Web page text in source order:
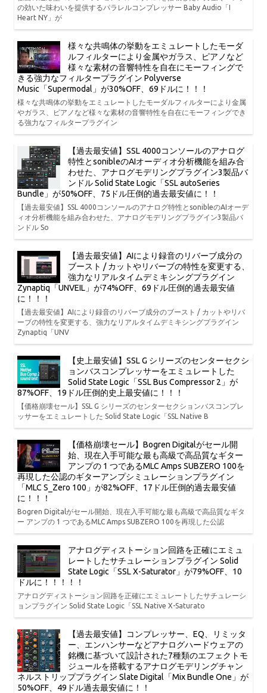
の効いた味わいを提供するパラレルコンプレッサー Baby Audio「I
Heart NY」が
様々な共鳴体の挙動をエミュレートしたモーダ
ルフィルターにより金属やガラス、ピアノなど
様々な素材の音響特性を自在にモーフィングで
きる強力なフィルタープラグイン Polyverse
Music「Supermodal」が30%OFF、69ドルに！！！
様々な共鳴体の挙動をエミュレートしたモーダルフィルターにより金属
やガラス、ピアノなど様々な素材の音響特性を自在にモーフィングでき
る強力なフィルタープラグイン
【過去最安値】SSL 4000コンソールのアナログ
特性とsonibleのAIオーディオ分析機能を組み合
わせた、アナログモデリングプラグイン3製品バ
ンドル Solid State Logic「SSL autoSeries
Bundle」が50%OFF、75ドル圧倒的過去最安値に！！
【過去最安値】SSL 4000コンソールのアナログ特性とsonibleのAIオーデ
ィオ分析機能を組み合わせた、アナログモデリングプラグイン3製品バ
ンドル So
【過去最安値】AIにより録音のリバーブ成分の
ブースト / カットやリバーブの特性を変更する、
強力なリアルタイムデミキシングプラグイン
Zynaptiq「UNVEIL」が74%OFF、69ドル圧倒的過去最安値
に！！！
【過去最安値】AIにより録音のリバーブ成分のブースト / カットやリバ
ーブの特性を変更する、強力なリアルタイムデミキシングプラグイン
Zynaptiq「UNV
【史上最安値】SSL G シリーズのセンターセクシ
ョンバスコンプレッサーをエミュレートした
Solid State Logic「SSL Bus Compressor 2」が
87%OFF、19ドル圧倒的史上最安値に！！！
【価格崩壊セール】SSL G シリーズのセンターセクションバスコンプレ
ッサーをエミュレートした Solid State Logic「SSL Native B
【価格崩壊セール】Bogren Digitalがセール開
始、現在入手可能な最も高級で高品質なギター
アンプの 1 つであるMLC Amps SUBZERO 100を
再現した公認のギターアンプシミュレーションプラグイン
「MLC S_Zero 100」が82%OFF、17ドル圧倒的過去最安値
に！！！
Bogren Digitalがセール開始、現在入手可能な最も高級で高品質なギタ
ー アンプの 1 つであるMLC Amps SUBZERO 100を再現した公認
アナログディストーション回路を正確にエミュ
レートしたサチュレーションプラグイン Solid
State Logic「SSL X-Saturator」が79%OFF、10
ドルに！！！！！
アナログディストーション回路を正確にエミュレートしたサチュレーシ
ョンプラグイン Solid State Logic「SSL Native X-Saturato
【過去最安値】コンプレッサー、EQ、リミッタ
ー、エンハンサーなどアナログハードウェアの
銘機に基づいて設計された7種類のエフェクトモ
ジュールを搭載するアナログモデリングチャン
ネルストリッププラグイン Slate Digital「Mix Bundle One」が
50%OFF、49ドル過去最安値に！！